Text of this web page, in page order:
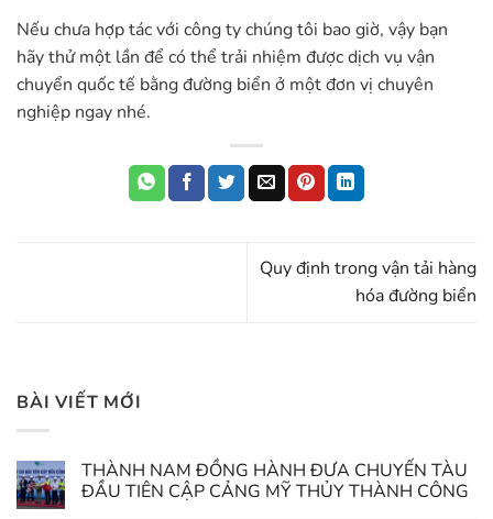
Nếu chưa hợp tác với công ty chúng tôi bao giờ, vậy bạn
hãy thử một lần để có thể trải nhiệm được dịch vụ vận
chuyển quốc tế bằng đường biển ở một đơn vị chuyên
nghiệp ngay nhé.
Quy định trong vận tải hàng
hóa đường biển
BÀI VIẾT MỚI
THÀNH NAM ĐỒNG HÀNH ĐƯA CHUYẾN TÀU
ĐẦU TIÊN CẬP CẢNG MỸ THỦY THÀNH CÔNG